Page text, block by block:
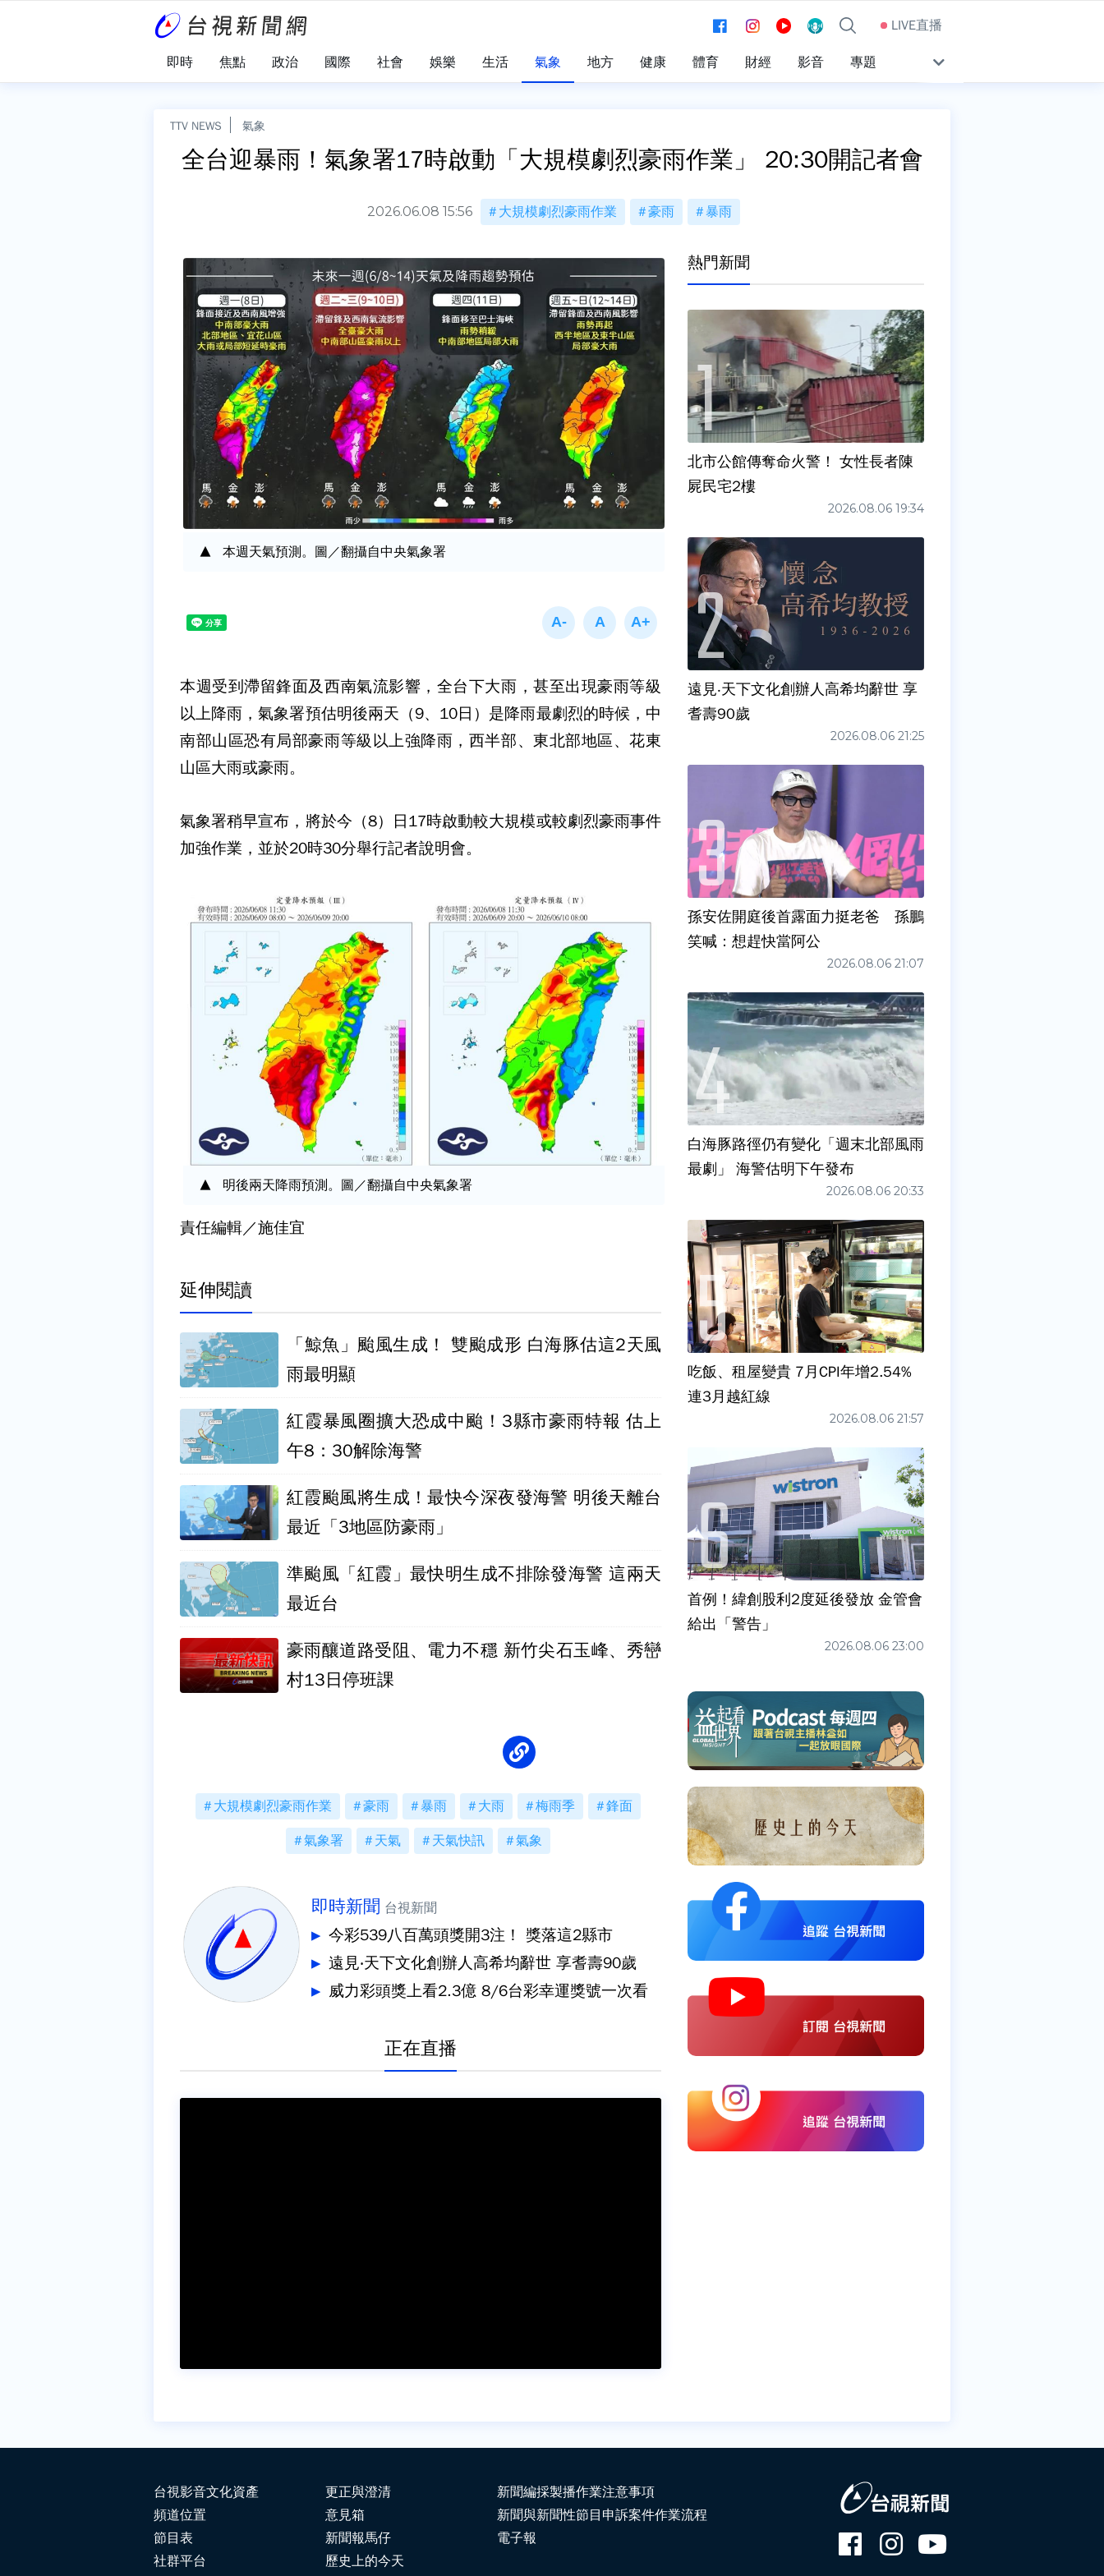
LIVE直播
即時 焦點 政治 國際 社會 娛樂 生活 氣象 地方 健康 體育 財經 影音 專題
TTV NEWS 氣象
全台迎暴雨！氣象署17時啟動「大規模劇烈豪雨作業」 20:30開記者會
2026.06.08 15:56 大規模劇烈豪雨作業 豪雨 暴雨
本週天氣預測。圖／翻攝自中央氣象署
本週受到滯留鋒面及西南氣流影響，全台下大雨，甚至出現豪雨等級
以上降雨，氣象署預估明後兩天（9、10日）是降雨最劇烈的時候，中
南部山區恐有局部豪雨等級以上強降雨，西半部、東北部地區、花東
山區大雨或豪雨。
氣象署稍早宣布，將於今（8）日17時啟動較大規模或較劇烈豪雨事件
加強作業，並於20時30分舉行記者說明會。
明後兩天降雨預測。圖／翻攝自中央氣象署
責任編輯／施佳宜
延伸閱讀
「鯨魚」颱風生成！ 雙颱成形 白海豚估這2天風
雨最明顯
紅霞暴風圈擴大恐成中颱！3縣市豪雨特報 估上
午8：30解除海警
紅霞颱風將生成！最快今深夜發海警 明後天離台
最近「3地區防豪雨」
準颱風「紅霞」最快明生成不排除發海警 這兩天
最近台
豪雨釀道路受阻、電力不穩 新竹尖石玉峰、秀巒
村13日停班課
大規模劇烈豪雨作業 豪雨 暴雨 大雨 梅雨季 鋒面
氣象署 天氣 天氣快訊 氣象
即時新聞 台視新聞
今彩539八百萬頭獎開3注！ 獎落這2縣市
遠見‧天下文化創辦人高希均辭世 享耆壽90歲
威力彩頭獎上看2.3億 8/6台彩幸運獎號一次看
正在直播
熱門新聞
北市公館傳奪命火警！ 女性長者陳
屍民宅2樓
2026.08.06 19:34
遠見‧天下文化創辦人高希均辭世 享
耆壽90歲
2026.08.06 21:25
孫安佐開庭後首露面力挺老爸 孫鵬
笑喊：想趕快當阿公
2026.08.06 21:07
白海豚路徑仍有變化「週末北部風雨
最劇」 海警估明下午發布
2026.08.06 20:33
吃飯、租屋變貴 7月CPI年增2.54%
連3月越紅線
2026.08.06 21:57
首例！緯創股利2度延後發放 金管會
給出「警告」
2026.08.06 23:00
台視影音文化資產
頻道位置
節目表
社群平台
更正與澄清
意見箱
新聞報馬仔
歷史上的今天
新聞編採製播作業注意事項
新聞與新聞性節目申訴案件作業流程
電子報